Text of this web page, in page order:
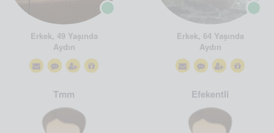
Erkek, 49 Yaşında
Aydın
Erkek, 64 Yaşında
Aydın
Tmm Efekentli